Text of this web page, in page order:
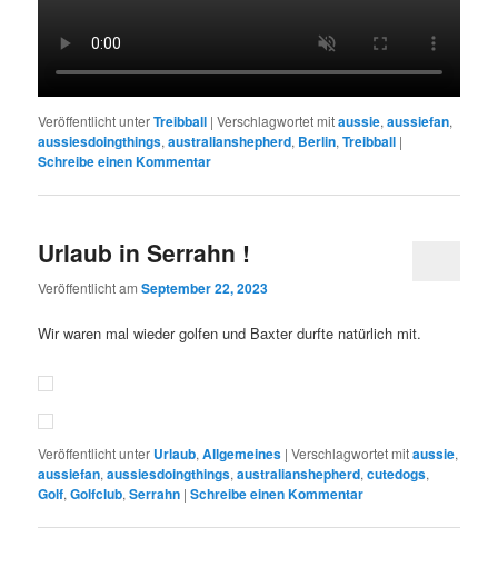
Veröffentlicht unterTreibball |Verschlagwortet mitaussie,aussiefan,
aussiesdoingthings,australianshepherd, Berlin,Treibball |
Schreibe einen Kommentar
Urlaub in Serrahn !
Veröffentlicht amSeptember 22, 2023
Wir waren mal wieder golfen und Baxter durfte natürlich mit.
Veröffentlicht unter Urlaub,Allgemeines |Verschlagwortet mitaussie,
aussiefan,aussiesdoingthings,australianshepherd,cutedogs,
Golf,Golfclub,Serrahn |Schreibe einen Kommentar